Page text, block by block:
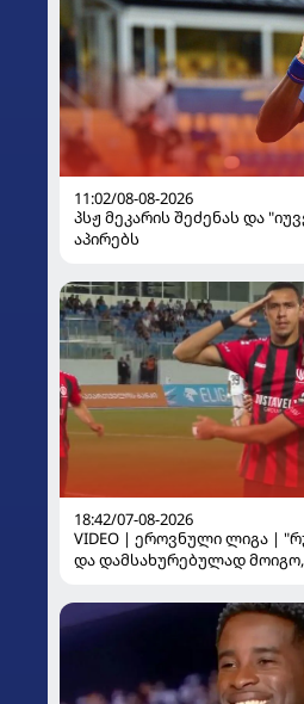
11:02/08-08-2026
პსჟ მეკარის შეძენას და
აპირებს
18:42/07-08-2026
VIDEO | ეროვნული ლიგა |
და დამსახურებულად